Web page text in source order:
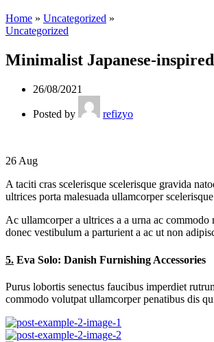
Home » Uncategorized »
Uncategorized
Minimalist Japanese-
26/08/2021
Posted by refizyo
26 Aug
A taciti cras scelerisque scelerisque gravida
ultrices porta malesuada ullamcorper
Ac ullamcorper a ultrices a a urna ac
donec vestibulum a parturient a ac ut non
5. Eva Solo: Danish Furnishing Accessories
Purus lobortis senectus faucibus imperdiet
commodo volutpat ullamcorper penatibus dis